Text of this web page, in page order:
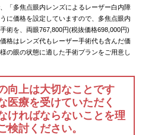
「多焦点眼内レンズによるレーザー白内障
に価格を設定していますので、多焦点眼内
術を、両眼767,800円(税抜価格698,000円)
格はレンズ代もレーザー手術代も含んだ価
の眼の状態に適した手術プランをご用意し
向上は大切なことです
医療を受けていただく
ければならないことを理
検討ください。